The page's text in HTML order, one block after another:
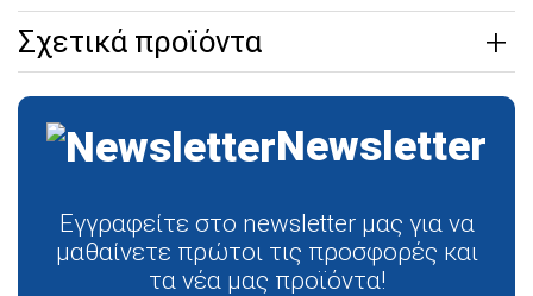
Σχετικά προϊόντα
Newsletter
Εγγραφείτε στο newsletter μας για να
μαθαίνετε πρώτοι τις προσφορές και
τα νέα μας προϊόντα!